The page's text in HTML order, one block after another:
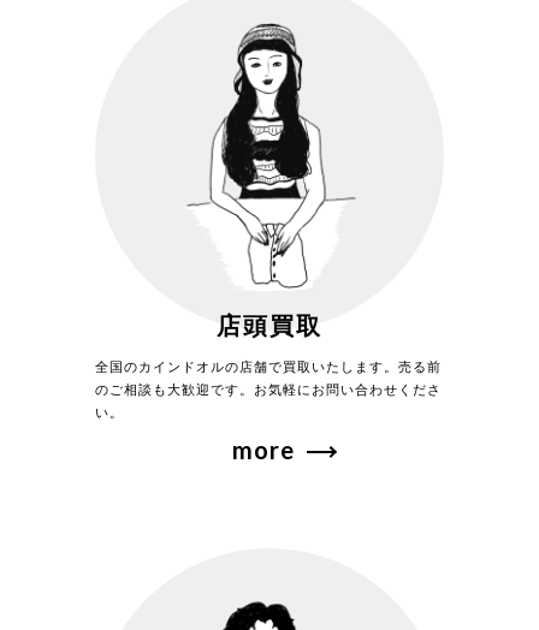
カインドオルで売る
店頭買取
全国のカインドオルの店舗で買取いたします。売る前
のご相談も大歓迎です。お気軽にお問い合わせくださ
い。
more